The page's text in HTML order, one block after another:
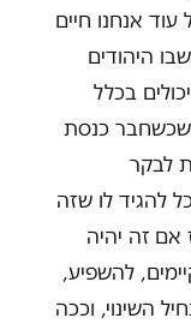
אנחנו חיים
היהודים
בכלל
שכשחבר כנסת
לבקר
להגיד לו שזה
אם זה יהיה
להשפיע,
השינוי, וככה